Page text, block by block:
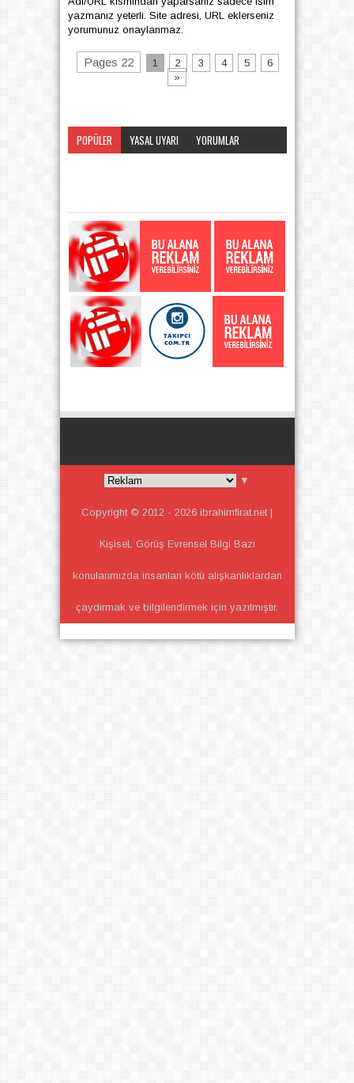
yazmanız yeterli. Site adresi, URL eklerseniz
yorumunuz onaylanmaz.
Pages 22 1 2 3 4 5
6
»
POPÜLER YASAL UYARI
YORUMLAR
▼
Copyright © 2012 - 2026 ibrahimfirat.net |
KişiseL Görüş Evrensel Bilgi Bazı
konularımızda insanları kötü alışkanlıklardan
çaydırmak ve bilgilendirmek için yazılmıştır.